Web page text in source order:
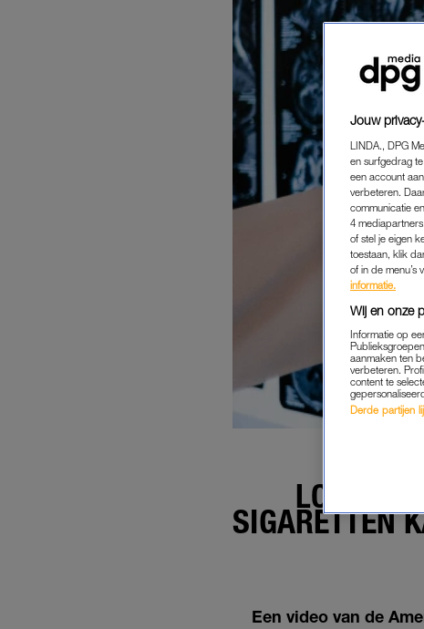
SIGARETTEN
Een video van de
Jouw
LINDA., DPG
en surfgedrag
een account
verbeteren.
communicatie
4
of stel je eigen
toestaan, klik
of in de menu’s
informatie.
Wij en onze
Informatie op
aanmaken ten
verbeteren.
content te
Derde partijen